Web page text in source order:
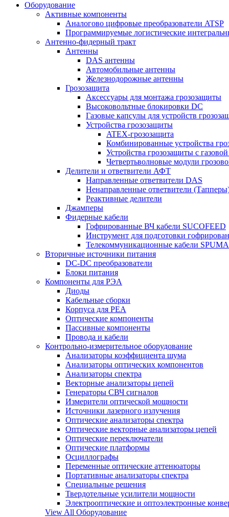
Оборудование
Активные компоненты
Аналогово цифровые преобразователи ATSP
Программируемые логистические
Антенно-фидерный тракт
Антенны
DAS антенны
Автомобильные антенны
Железнодорожные антенны
Грозозащита
Аксессуары для монтажа грозозащиты
Высоковольтные блокировки DC
Газовые капсулы для устройств
Устройства грозозащиты
ATEX-грозозащита
Комбинированные устройства
Устройства грозозащиты с
Четвертьволновые модули
Делители и ответвители АФТ
Направленные ответвители DAS
Ненаправленные ответвители
Реактивные делители
Джамперы
Фидерные кабели
Гофрированные ВЧ кабели SUCOFEED
Инструмент для подготовки
Телекоммуникационные кабели SPUMA
Вторичные источники питания
DC-DC преобразователи
Блоки питания
Компоненты для РЭА
Диоды
Кабельные сборки
Корпуса для РЕА
Оптические компоненты
Пассивные компоненты
Провода и кабели
Контрольно-измерительное оборудование
Анализаторы коэффициента шума
Анализаторы оптических компонентов
Анализаторы спектра
Векторные анализаторы цепей
Генераторы СВЧ сигналов
Измерители оптической мощности
Источники лазерного излучения
Оптические анализаторы спектра
Оптические векторные анализаторы цепей
Оптические переключатели
Оптические платформы
Осциллографы
Переменные оптические аттенюаторы
Портативные анализаторы спектра
Специальные решения
Твердотельные усилители мощности
Электрооптические и оптоэлектронные
View All Оборудование